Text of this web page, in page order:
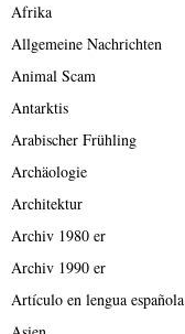
Afrika
Allgemeine Nachrichten
Animal Scam
Antarktis
Arabischer Frühling
Archäologie
Architektur
Archiv 1980 er
Archiv 1990 er
Artículo en lengua española